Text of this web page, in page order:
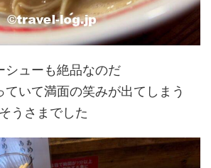
シューも絶品なのだ
いて満面の笑みが出てしまう
うさまでした